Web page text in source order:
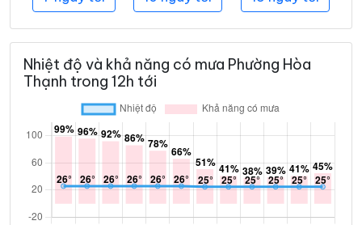
Nhiệt độ và khả năng có mưa Phường Hòa
Thạnh trong 12h tới